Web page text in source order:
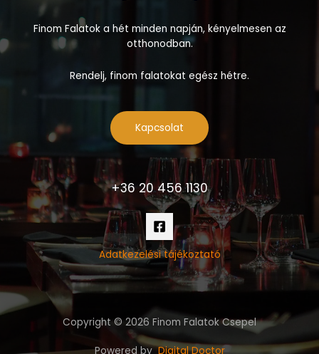
Finom Falatok a hét minden napján, kényelmesen az
otthonodban.
Rendelj, finom falatokat egész hétre.
Kapcsolat
+36 20 456 1130
Adatkezelési tájékoztató
Copyright © 2026 Finom Falatok Csepel
Powered byDigital Doctor